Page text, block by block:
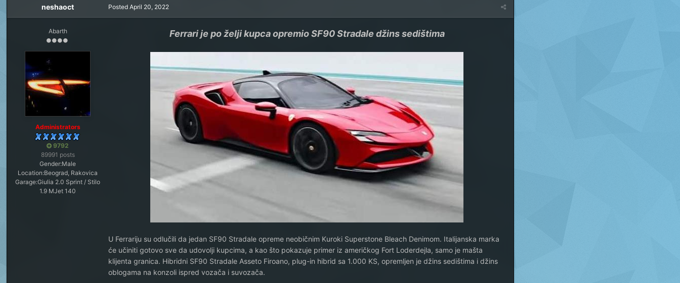
neshaoct
Abarth
Administrators
9792
89991 posts
Gender:Male
Location:Beograd, Rakovica
Garage:Giulia 2.0 Sprint / Stilo
1.9 MJet 140
PostedApril 20, 2022
Ferrari je po želji kupca opremio SF90 Stradale džins sedištima
U Ferrariju su odlučili da jedan SF90 Stradale opreme neobičnim Kuroki Superstone Bleach Denimom. Italijanska marka
će učiniti gotovo sve da udovolji kupcima, a kao što pokazuje primer iz američkog Fort Loderdejla, samo je mašta
klijenta granica. Hibridni SF90 Stradale Asseto Firoano, plug-in hibrid sa 1.000 KS, opremljen je džins sedištima i džins
oblogama na konzoli ispred vozača i suvozača.